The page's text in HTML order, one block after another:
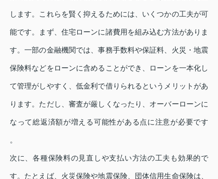
します。これらを賢く抑えるためには、いくつかの工夫が可
能です。まず、住宅ローンに諸費用を組み込む方法がありま
す。一部の金融機関では、事務手数料や保証料、火災・地震
保険料などをローンに含めることができ、ローンを一本化し
て管理がしやすく、低金利で借りられるというメリットがあ
ります。ただし、審査が厳しくなったり、オーバーローンに
なって総返済額が増える可能性がある点に注意が必要です
。
次に、各種保険料の見直しや支払い方法の工夫も効果的で
す。たとえば、火災保険や地震保険、団体信用生命保険は、